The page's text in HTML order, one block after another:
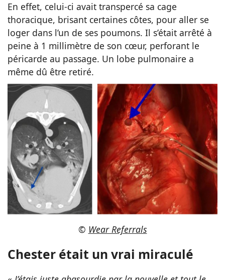
En effet, celui-ci avait transpercé sa cage
thoracique, brisant certaines côtes, pour aller se
loger dans l’un de ses poumons. Il s’était arrêté à
peine à 1 millimètre de son cœur, perforant le
péricarde au passage. Un lobe pulmonaire a
même dû être retiré.
© Wear Referrals
Chester était un vrai miraculé